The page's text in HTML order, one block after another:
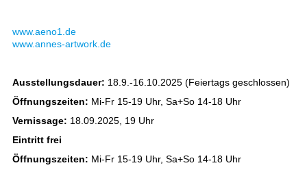
www.aeno1.de
www.annes-artwork.de
Ausstellungsdauer: 18.9.-16.10.2025 (Feiertags geschlossen)
Öffnungszeiten: Mi-Fr 15-19 Uhr, Sa+So 14-18 Uhr
Vernissage: 18.09.2025, 19 Uhr
Eintritt frei
Öffnungszeiten: Mi-Fr 15-19 Uhr, Sa+So 14-18 Uhr